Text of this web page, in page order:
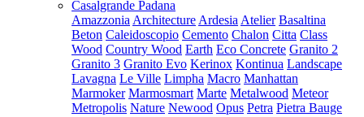
Casalgrande Padana
Amazzonia Architecture Ardesia Atelier Basaltina
Beton Caleidoscopio Cemento Chalon Citta Class
Wood Country Wood Earth Eco Concrete Granito 2
Granito 3 Granito Evo Kerinox Kontinua Landscape
Lavagna Le Ville Limpha Macro Manhattan
Marmoker Marmosmart Marte Metalwood Meteor
Metropolis Nature Newood Opus Petra Pietra Bauge